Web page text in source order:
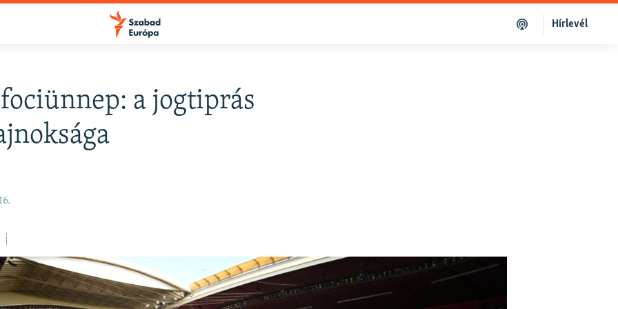
Hírlevél
a jogtiprás
FELIRATKOZÁS